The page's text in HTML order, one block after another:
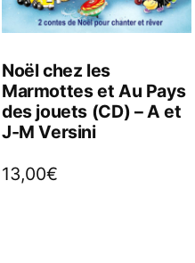
Noël chez les
Marmottes et Au Pays
des jouets (CD) – A et
J-M Versini
13,00€